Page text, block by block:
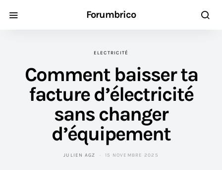
Forumbrico
ELECTRICITÉ
Comment baisser ta
facture d’électricité
sans changer
d’équipement
JULIEN AGZ 15 NOVEMBRE 2025